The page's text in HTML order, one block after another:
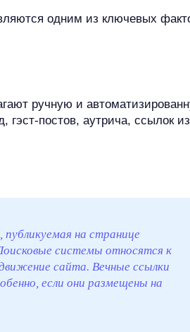
одним из ключевых
ручную и
гэст-постов, аутрича, ссылок из
на странице
системы относятся к
сайта. Вечные ссылки
если они размещены на